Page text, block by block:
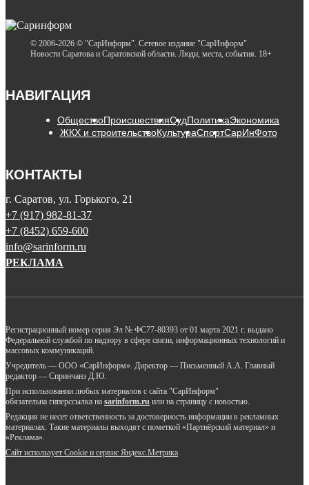
© 2006-2026 © "СарИнформ". Сетевое издание "СарИнформ".
Новости Саратова и Саратовской области. Люди, места, события. 18+
НАВИГАЦИЯ
ОбществоПроисшествияСудПолитикаЭкономика
ЖКХ и строительствоКультураСпортСарИнФото
КОНТАКТЫ
г. Саратов, ул. Горького, 21
+7 (917) 982-81-37
+7 (8452) 659-600
info@sarinform.ru
РЕКЛАМА
Регистрационный номер серия Эл № ФС77-80393 от 01 марта 2021 г. выдано
Федеральной службой по надзору в сфере связи, информационных технологий и
массовых коммуникаций.
Учредитель — ООО «СарИнформ». Директор — Письменный А.А. Главный
редактор — Спринчанэ Д.Ю.
При использовании любых материалов с сайта "СарИнформ"
обязательна гиперссылка на sarinform.ru или на страницу с новостью.
Редакция не несет ответственность за достоверность информации в рекламных
материалах. Такие материалы выходят с пометкой «Партнёрский материал» и
«Реклама».
Сайт использует Cookie и сервиc Яндекс.Метрика